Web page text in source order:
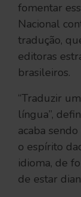
fomentar
Nacional
tradução,
editoras
brasileiros.
“Traduzir
língua”,
acaba
o espírito
idioma, de
de estar